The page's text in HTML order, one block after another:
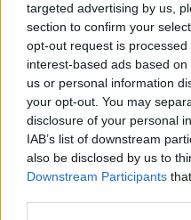
targeted advertising by us,
section to confirm your
opt-out request is
interest-based ads based
us or personal information
your opt-out. You may
disclosure of your personal
IAB’s list of downstream
also be disclosed by us to
Downstream Participants
Com este triunfo — o sexto
do 11.º ao 9.º lugar, passando
como a primeira equipa
Uma vitória que pode revelar-
classificativos, numa fase
Na próxima jornada, os
Salgueiros, em mais um